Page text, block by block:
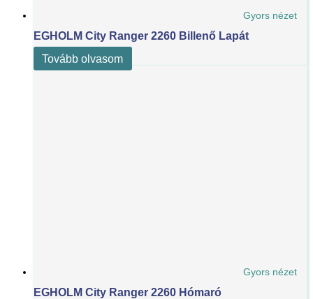
Gyors nézet
EGHOLM City Ranger 2260 Billenő Lapát
Tovább olvasom
Gyors nézet
EGHOLM City Ranger 2260 Hómaró